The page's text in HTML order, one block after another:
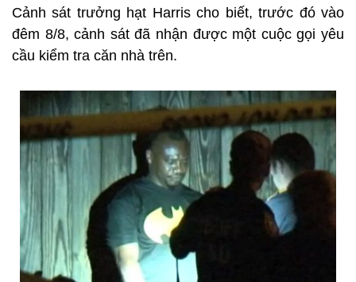
Cảnh sát trưởng hạt Harris cho biết, trước đó vào
đêm 8/8, cảnh sát đã nhận được một cuộc gọi yêu
cầu kiểm tra căn nhà trên.